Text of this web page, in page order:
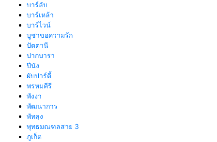
บาร์ลับ
บาร์เหล้า
บาร์ไวน์
บูชาขอความรัก
ปัตตานี
ปากบารา
ปีนัง
ผับปาร์ตี้
พรหมคีรี
พังงา
พัฒนาการ
พัทลุง
พุทธมณฑลสาย 3
ภูเก็ต